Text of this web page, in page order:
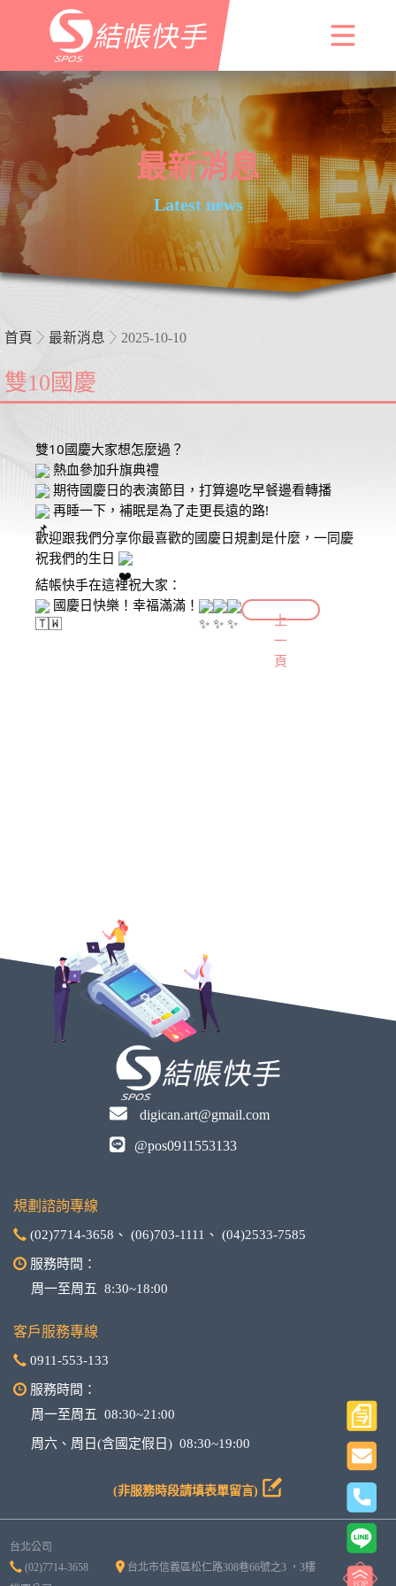
最新消息
Latest news
首頁 最新消息 2025-10-10
雙10國慶
雙10國慶大家想怎麼過？
熱血參加升旗典禮
期待國慶日的表演節目，打算邊吃早餐邊看轉播
再睡一下，補眠是為了走更長遠的路!
歡迎跟我們分享你最喜歡的國慶日規劃是什麼，一同慶
祝我們的生日
結帳快手在這裡祝大家：
國慶日快樂！幸福滿滿！
上
一
頁
digican.art@gmail.com
@pos0911553133
規劃諮詢專線
(02)7714-3658 、 (06)703-1111 、 (04)2533-7585
服務時間：
周一至周五 8:30~18:00
客戶服務專線
0911-553-133
服務時間：
周一至周五 08:30~21:00
周六、周日(含國定假日) 08:30~19:00
(非服務時段請填表單留言)
台北公司
(02)7714-3658
台北市信義區松仁路308巷66號之3 ，3樓